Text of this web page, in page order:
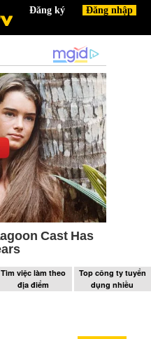
Tìm việc làm theo
địa điểm
Top công ty tuyển
dụng nhiều